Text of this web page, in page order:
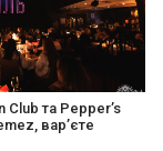
“Слово”
країнах Європи,